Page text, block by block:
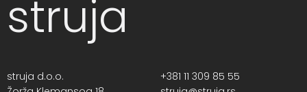
struja
struja d.o.o.
+381 11 309 85 55